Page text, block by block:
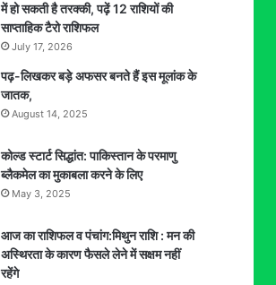
में हो सकती है तरक्की, पढ़ें 12 राशियों की
साप्ताहिक टैरो राशिफल
July 17, 2026
पढ़-लिखकर बड़े अफसर बनते हैं इस मूलांक के
जातक,
August 14, 2025
कोल्ड स्टार्ट सिद्धांत: पाकिस्तान के परमाणु
ब्लैकमेल का मुकाबला करने के लिए
May 3, 2025
आज का राशिफल व पंचांग:मिथुन राशि : मन की
अस्थिरता के कारण फैसले लेने में सक्षम नहीं
रहेंगे